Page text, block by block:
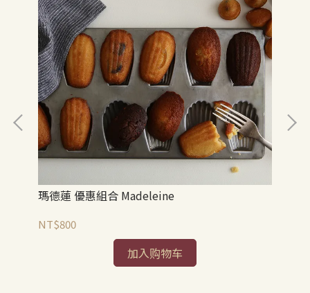
瑪德蓮 優惠組合 Madeleine
NT$800
加入购物车